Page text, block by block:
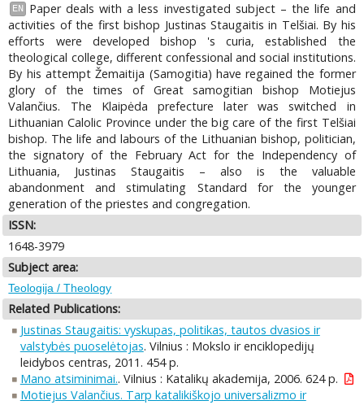
EN
Paper deals with a less investigated subject – the life and
activities of the first bishop Justinas Staugaitis in Telšiai. By his
efforts were developed bishop 's curia, established the
theological college, different confessional and social institutions.
By his attempt Žemaitija (Samogitia) have regained the former
glory of the times of Great samogitian bishop Motiejus
Valančius. The Klaipėda prefecture later was switched in
Lithuanian Calolic Province under the big care of the first Telšiai
bishop. The life and labours of the Lithuanian bishop, politician,
the signatory of the February Act for the Independency of
Lithuania, Justinas Staugaitis – also is the valuable
abandonment and stimulating Standard for the younger
generation of the priestes and congregation.
ISSN:
1648-3979
Subject area:
Teologija / Theology
Related Publications:
Justinas Staugaitis: vyskupas, politikas, tautos dvasios ir
valstybės puoselėtojas. Vilnius : Mokslo ir enciklopedijų
leidybos centras, 2011. 454 p.
Mano atsiminimai.. Vilnius : Katalikų akademija, 2006. 624 p.
Motiejus Valančius. Tarp katalikiškojo universalizmo ir